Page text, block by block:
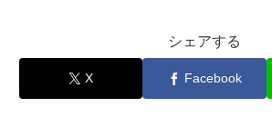
シェアする
X Facebook